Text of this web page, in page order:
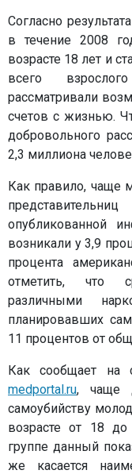
Согласно
в течение 2008
возрасте 18 лет и
всего
рассматривали
счетов с жизнью.
добровольного
2,3 миллиона
Как правило, чаще
опубликованной
возникали у 3,9
процента
отметить, что
различными
планировавших
11 процентов от
Как сообщает на
medportal.ru, чаще
самоубийству
возрасте от 18
группе данный
же касается